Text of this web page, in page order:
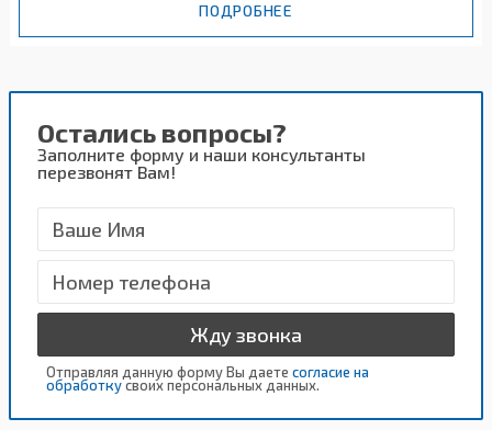
ПОДРОБНЕЕ
Остались вопросы?
Заполните форму и наши консультанты
перезвонят Вам!
Жду звонка
Отправляя данную форму Вы даете согласие на
обработкусвоих персональных данных.